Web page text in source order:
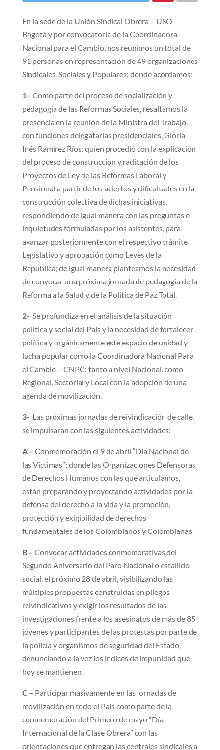
En la sede de la Unión Sindical Obrera – USO
Bogotá y por convocatoria de la Coordinadora
Nacional para el Cambio, nos reunimos un total de
91 personas en representación de 49 organizaciones
Sindicales, Sociales y Populares; donde acordamos:
1- Como parte del proceso de socialización y
pedagogía de las Reformas Sociales, resaltamos la
presencia en la reunión de la Ministra del Trabajo,
con funciones delegatarias presidenciales, Gloria
Inés Ramírez Ríos; quien procedió con la explicación
del proceso de construcción y radicación de los
Proyectos de Ley de las Reformas Laboral y
Pensional a partir de los aciertos y dificultades en la
construcción colectiva de dichas iniciativas,
respondiendo de igual manera con las preguntas e
inquietudes formuladas por los asistentes, para
avanzar posteriormente con el respectivo trámite
Legislativo y aprobación como Leyes de la
Republica; de igual manera planteamos la necesidad
de convocar una próxima jornada de pedagogía de la
Reforma a la Salud y de la Política de Paz Total.
2- Se profundiza en el análisis de la situación
política y social del País y la necesidad de fortalecer
política y orgánicamente este espacio de unidad y
lucha popular como la Coordinadora Nacional Para
el Cambio – CNPC; tanto a nivel Nacional, como
Regional, Sectorial y Local con la adopción de una
agenda de movilización.
3- Las próximas jornadas de reivindicación de calle,
se impulsaran con las siguientes actividades:
A – Conmemoración el 9 de abril “Día Nacional de
las Victimas”; donde las Organizaciones Defensoras
de Derechos Humanos con las que articulamos,
están preparando y proyectando actividades por la
defensa del derecho a la vida y la promoción,
protección y exigibilidad de derechos
fundamentales de los Colombianos y Colombianas.
B – Convocar actividades conmemorativas del
Segundo Aniversario del Paro Nacional o estallido
social, el próximo 28 de abril, visibilizando las
múltiples propuestas construidas en pliegos
reivindicativos y exigir los resultados de las
investigaciones frente a los asesinatos de más de 85
jóvenes y participantes de las protestas por parte de
la policía y organismos de seguridad del Estado,
denunciando a la vez los índices de impunidad que
hoy se mantienen.
C – Participar masivamente en las jornadas de
movilización en todo el País como parte de la
conmemoración del Primero de mayo “Día
Internacional de la Clase Obrera” con las
orientaciones que entregan las centrales sindicales a